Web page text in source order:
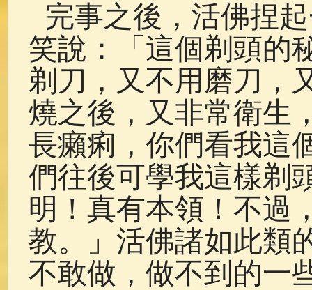
完事之後，活佛捏
笑說：「這個剃頭的
剃刀，又不用磨刀，
燒之後，又非常衛生
長癩痢，你們看我這
們往後可學我這樣剃
明！真有本領！不過
教。」活佛諸如此類
不敢做，做不到的一